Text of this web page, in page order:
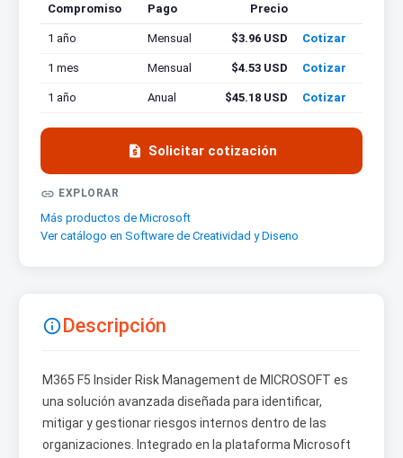
Compromiso Pago Precio
1 año
Mensual $3.96 USD Cotizar
1 mes Mensual $4.53 USD Cotizar
1 año Anual $45.18 USD Cotizar
 Solicitar cotización
 EXPLORAR
Más productos de Microsoft
Ver catálogo en Software de Creatividad y Diseno
Descripción
M365 F5 Insider Risk Management de MICROSOFT es
una solución avanzada diseñada para identificar,
mitigar y gestionar riesgos internos dentro de las
organizaciones. Integrado en la plataforma Microsoft